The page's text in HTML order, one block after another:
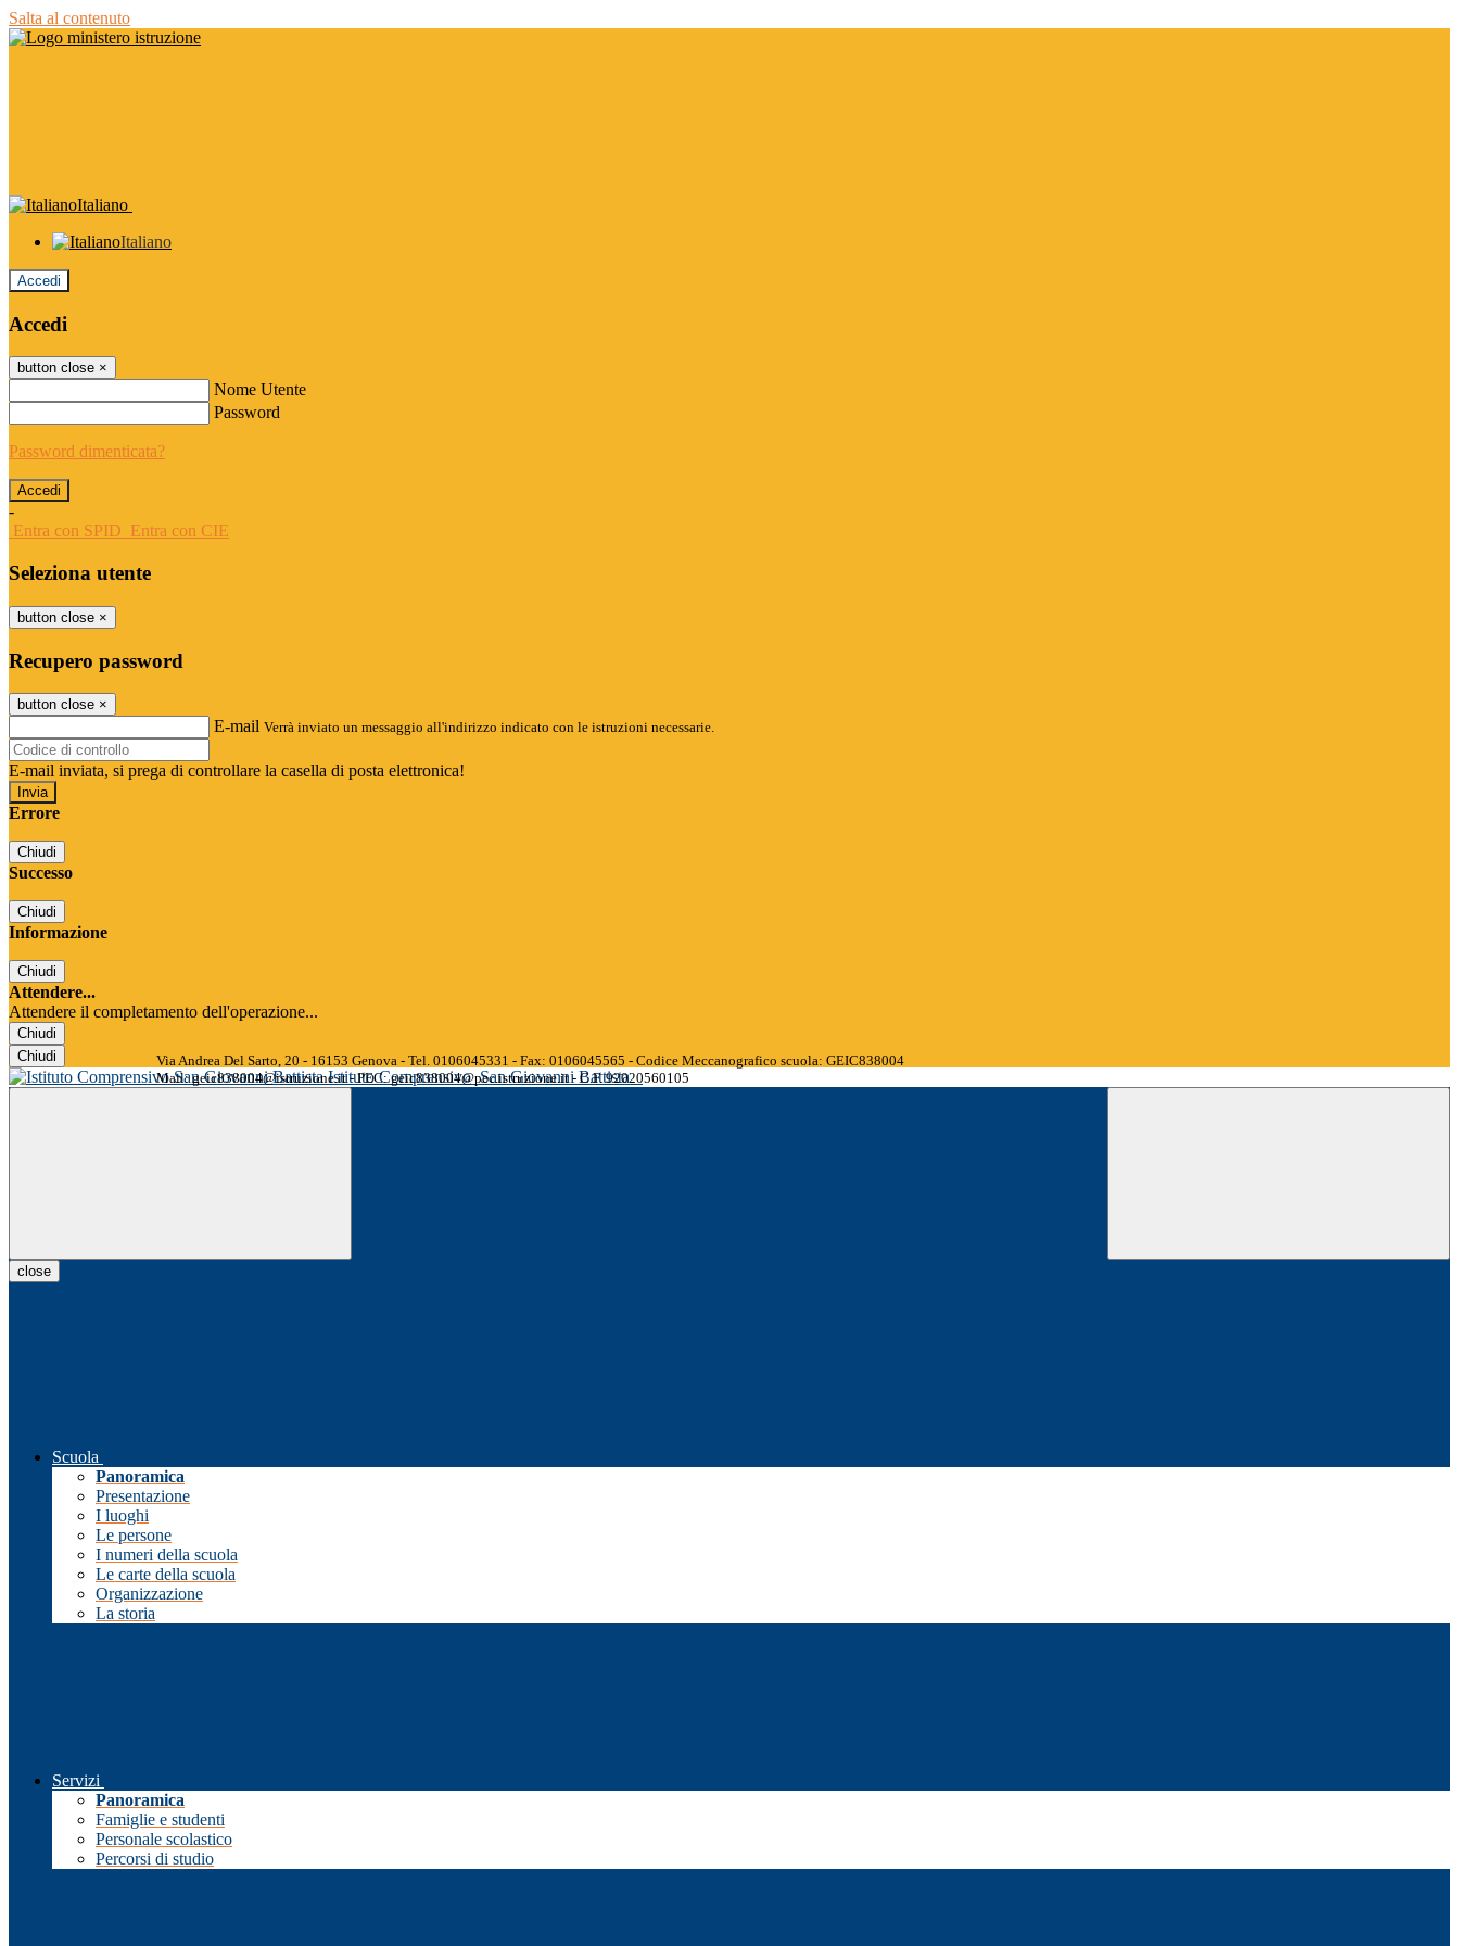
Salta al contenuto
Italiano
Italiano
Accedi
Accedi
button close ×
Nome Utente
Password
Password dimenticata?
-
Entra con SPID Entra con CIE
Seleziona utente
button close ×
Recupero password
button close ×
E-mail Verrà inviato un messaggio all'indirizzo indicato con le istruzioni necessarie.
E-mail inviata, si prega di controllare la casella di posta elettronica!
Errore
Chiudi
Successo
Chiudi
Informazione
Chiudi
Attendere...
Attendere il completamento dell'operazione...
Chiudi
Chiudi
Istituto Comprensivo San Giovanni Battista
Via Andrea Del Sarto, 20 - 16153 Genova - Tel. 0106045331 - Fax: 0106045565 - Codice Meccanografico scuola: GEIC838004
Mail: geic838004@istruzione.it - PEC: geic838004@pec.istruzione.it - C.F. 92020560105
close
Scuola
Panoramica
Presentazione
I luoghi
Le persone
I numeri della scuola
Le carte della scuola
Organizzazione
La storia
Servizi
Panoramica
Famiglie e studenti
Personale scolastico
Percorsi di studio